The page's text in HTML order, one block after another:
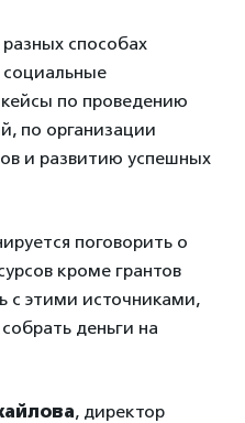
способах
социальные
по проведению
по организации
и развитию успешных
поговорить о
кроме грантов
с этими источниками,
деньги на
, директор